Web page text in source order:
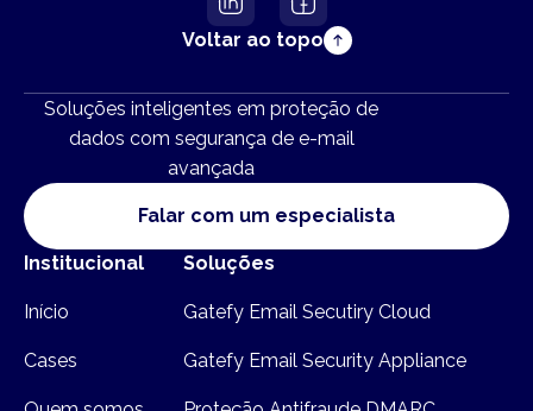
Voltar ao topo
Soluções inteligentes em proteção de
dados com segurança de e-mail
avançada
Falar com um especialista
Institucional
Início
Cases
Soluções
Gatefy Email Secutiry Cloud
Gatefy Email Security Appliance